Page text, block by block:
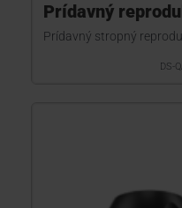
Prídavný
Prídavný stropný
DS-